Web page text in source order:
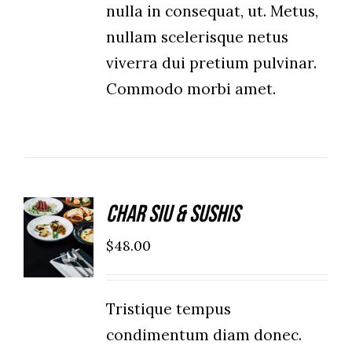
nulla in consequat, ut. Metus,
nullam scelerisque netus
viverra dui pretium pulvinar.
Commodo morbi amet.
ADD TO
CART
/
DETAILS
Char Siu & Sushis
$48.00
Tristique tempus
condimentum diam donec.